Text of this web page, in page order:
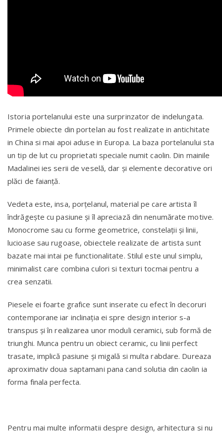
Istoria portelanului este una surprinzator de indelungata.
Primele obiecte din portelan au fost realizate in antichitate
in China si mai apoi aduse in Europa. La baza portelanului sta
un tip de lut cu proprietati speciale numit caolin. Din mainile
Madalinei ies serii de veselă, dar și elemente decorative ori
plăci de faianţă.
Vedeta este, insa, porţelanul, material pe care artista îl
îndrăgește cu pasiune și îl apreciază din nenumărate motive.
Monocrome sau cu forme geometrice, constelaţii și linii,
lucioase sau rugoase, obiectele realizate de artista sunt
bazate mai intai pe functionalitate. Stilul este unul simplu,
minimalist care combina culori si texturi tocmai pentru a
crea senzatii.
Piesele ei foarte grafice sunt inserate cu efect în decoruri
contemporane iar inclinația ei spre design interior s-a
transpus și în realizarea unor moduli ceramici, sub formă de
triunghi. Munca pentru un obiect ceramic, cu linii perfect
trasate, implică pasiune și migală si multa rabdare. Dureaza
aproximativ doua saptamani pana cand solutia din caolin ia
forma finala perfecta.
Pentru mai multe informatii despre design, arhitectura si nu